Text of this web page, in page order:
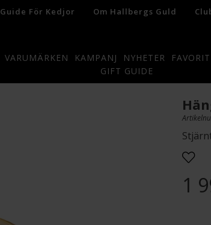
Guide För Kedjor Om Hallbergs Guld
VARUMÄRKEN KAMPANJ NYHETER
GIFT GUIDE
1